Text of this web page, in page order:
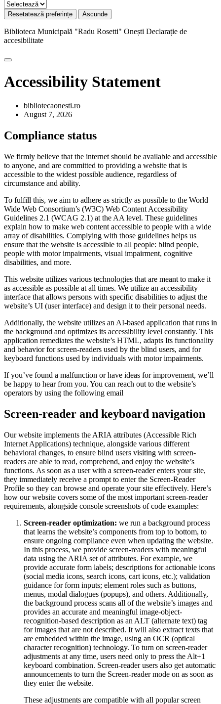
Resetatează preferințe Ascunde
Biblioteca Municipală "Radu Rosetti" Onești Declarație de
accesibilitate
Accessibility Statement
bibliotecaonesti.ro
August 7, 2026
Compliance status
We firmly believe that the internet should be available and accessible
to anyone, and are committed to providing a website that is
accessible to the widest possible audience, regardless of
circumstance and ability.
To fulfill this, we aim to adhere as strictly as possible to the World
Wide Web Consortium’s (W3C) Web Content Accessibility
Guidelines 2.1 (WCAG 2.1) at the AA level. These guidelines
explain how to make web content accessible to people with a wide
array of disabilities. Complying with those guidelines helps us
ensure that the website is accessible to all people: blind people,
people with motor impairments, visual impairment, cognitive
disabilities, and more.
This website utilizes various technologies that are meant to make it
as accessible as possible at all times. We utilize an accessibility
interface that allows persons with specific disabilities to adjust the
website’s UI (user interface) and design it to their personal needs.
Additionally, the website utilizes an AI-based application that runs in
the background and optimizes its accessibility level constantly. This
application remediates the website’s HTML, adapts Its functionality
and behavior for screen-readers used by the blind users, and for
keyboard functions used by individuals with motor impairments.
If you’ve found a malfunction or have ideas for improvement, we’ll
be happy to hear from you. You can reach out to the website’s
operators by using the following email
Screen-reader and keyboard navigation
Our website implements the ARIA attributes (Accessible Rich
Internet Applications) technique, alongside various different
behavioral changes, to ensure blind users visiting with screen-
readers are able to read, comprehend, and enjoy the website’s
functions. As soon as a user with a screen-reader enters your site,
they immediately receive a prompt to enter the Screen-Reader
Profile so they can browse and operate your site effectively. Here’s
how our website covers some of the most important screen-reader
requirements, alongside console screenshots of code examples:
Screen-reader optimization: we run a background process
that learns the website’s components from top to bottom, to
ensure ongoing compliance even when updating the website.
In this process, we provide screen-readers with meaningful
data using the ARIA set of attributes. For example, we
provide accurate form labels; descriptions for actionable icons
(social media icons, search icons, cart icons, etc.); validation
guidance for form inputs; element roles such as buttons,
menus, modal dialogues (popups), and others. Additionally,
the background process scans all of the website’s images and
provides an accurate and meaningful image-object-
recognition-based description as an ALT (alternate text) tag
for images that are not described. It will also extract texts that
are embedded within the image, using an OCR (optical
character recognition) technology. To turn on screen-reader
adjustments at any time, users need only to press the Alt+1
keyboard combination. Screen-reader users also get automatic
announcements to turn the Screen-reader mode on as soon as
they enter the website.
These adjustments are compatible with all popular screen